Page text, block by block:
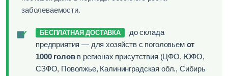
заболеваемости.
✓ БЕСПЛАТНАЯ ДОСТАВКА
до склада
предприятия — для хозяйств с поголовьем от
1000 головв регионах присутствия (ЦФО, ЮФО,
СЗФО, Поволжье, Калининградская обл., Сибирь